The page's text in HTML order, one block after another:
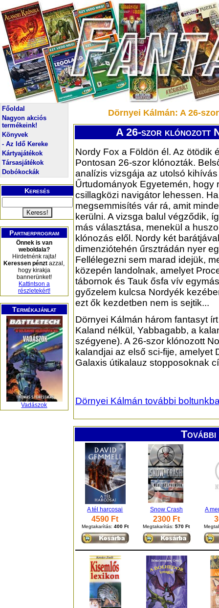
Főoldal
Nagyon akciós
termékeink!
Könyvek
- Az Idő Kereke
Kártyajátékok
Társasjátékok
Dobókockák
Keresés
Partnerprogram
Önnek is van
weboldala?
Hirdetnénk rajta!
Keressen pénzt azzal,
hogy kirakja
bannerünket!
Kattintson a
részletekért!
Termékajánlat
Vadászok
Dörnyei Kálmán: A 26-
A 26-szor klónozott
Nordy Fox a Földön él. Az ötödik
Pontosan 26-szor klónozták.
analízis vizsgája az utolsó
Űrtudományok Egyetemén, hogy
csillagközi navigátor lehessen.
megsemmisítés vár rá, amit
kerülni. A vizsga balul végződik,
más választása, menekül a
klónozás elől. Nordy két
dimenziótehén űrsztrádán nyer
Fellélegezni sem marad idejük,
közepén landolnak, amelyet
tábornok és Tauk ősfa vív
győzelem kulcsa Nordyék
ezt ők kezdetben nem is sejtik...
Dörnyei Kálmán három fantasyt
Kaland nélkül, Yabbagabb, a
szégyene). A 26-szor klónozott
kalandjai az első sci-fije, amelyet
Galaxis útikalauz stopposoknak
Dörnyei Kálmán további
A tél harcosai Snow Crash A
4590 Ft
Megtakarítás: 400 Ft
2300 Ft
Megtakarítás:570 Ft